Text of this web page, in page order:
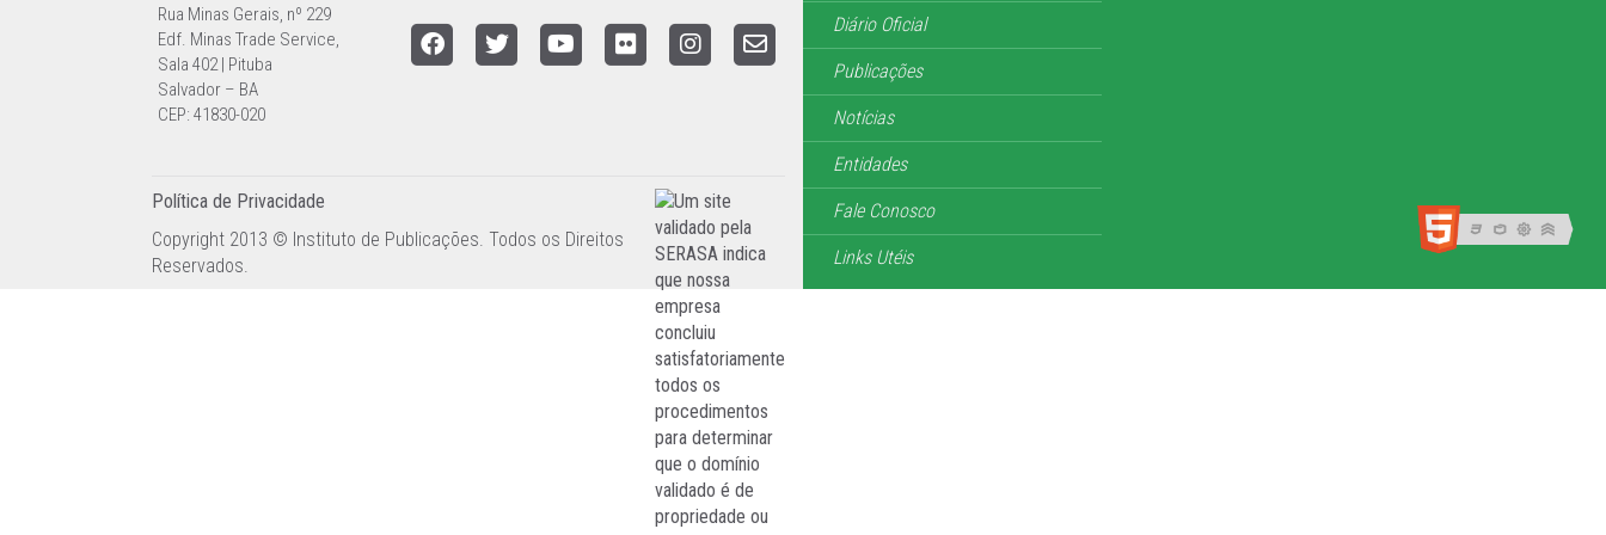
Rua Minas Gerais, nº 229
Edf. Minas Trade Service,
Sala 402 | Pituba
Salvador – BA
CEP: 41830-020
Política de Privacidade
Copyright 2013 © Instituto de Publicações. Todos os Direitos
Reservados.
Diário Oficial
Publicações
Notícias
Entidades
Fale Conosco
Links Utéis